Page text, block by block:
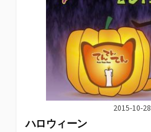
2015-10-28
ハロウィーン